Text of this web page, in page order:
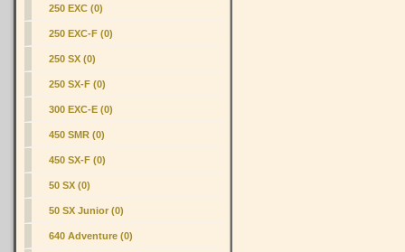
250 EXC (0)
250 EXC-F (0)
250 SX (0)
250 SX-F (0)
300 EXC-E (0)
450 SMR (0)
450 SX-F (0)
50 SX (0)
50 SX Junior (0)
640 Adventure (0)